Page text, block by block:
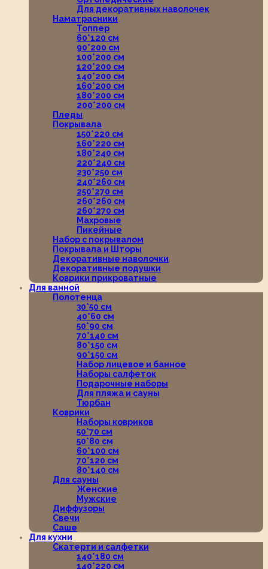
Для декоративных наволочек
Наматрасники
Топпер
60*120 см
90*200 см
100*200 см
120*200 см
140*200 см
160*200 см
180*200 см
200*200 см
Пледы
Покрывала
150*220 см
160*220 см
180*240 см
220*240 см
230*250 см
240*260 см
250*270 см
260*260 см
260*270 см
Махровые
Пикейные
Набор с покрывалом
Покрывала и Шторы
Декоративные наволочки
Декоративные подушки
Коврики прикроватные
Для ванной
Полотенца
30*50 см
40*60 см
50*90 см
70*140 см
80*150 см
90*150 см
Набор лицевое и банное
Наборы салфеток
Подарочные наборы
Для пляжа и сауны
Тюрбан
Коврики
Наборы ковриков
50*70 см
50*80 см
60*100 см
70*120 см
80*140 см
Для сауны
Женские
Мужские
Диффузоры
Свечи
Саше
Для кухни
Скатерти и салфетки
140*180 см
140*220 см